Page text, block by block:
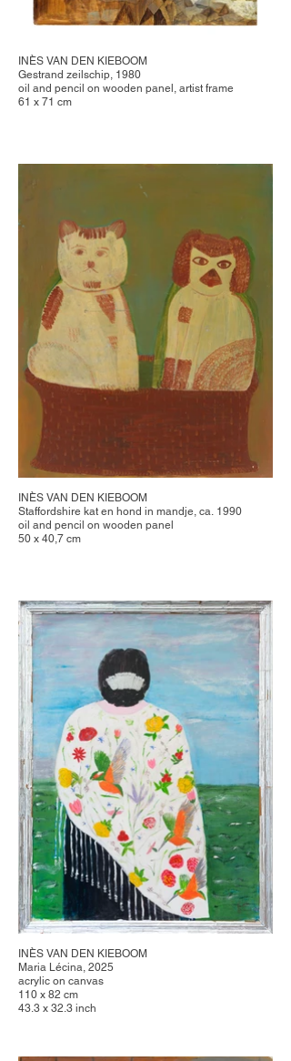
INÈS VAN DEN KIEBOOM
Gestrand zeilschip, 1980
oil and pencil on wooden panel, artist frame
61 x 71 cm
INÈS VAN DEN KIEBOOM
Staffordshire kat en hond in mandje, ca. 1990
oil and pencil on wooden panel
50 x 40,7 cm
INÈS VAN DEN KIEBOOM
Maria Lécina, 2025
acrylic on canvas
110 x 82 cm
43.3 x 32.3 inch